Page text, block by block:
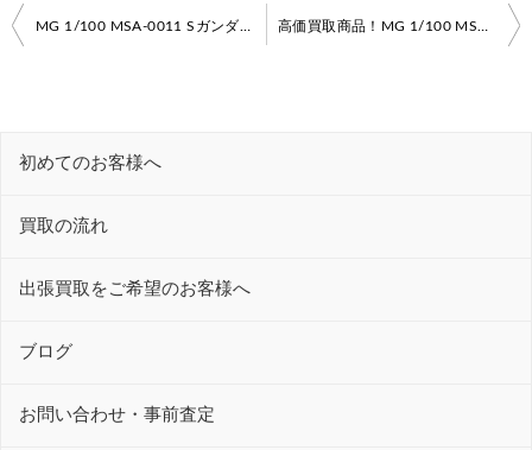
投
ゲ
ー
ョ
MG 1/100 MSA-0011 Sガンダム 買取いたします！ 高価買取商品！MG 1/100 MSA-0011〔Bst〕Sガンダム ブースター・ユニット装着型
初めてのお客様へ
買取の流れ
出張買取をご希望のお客様へ
ブログ
お問い合わせ・事前査定